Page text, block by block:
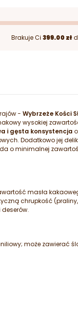
Brakuje Ci 399.00 zł
- Wybrzeże Kości
wysokiej
i gęsta konsystencja
Dodatkowo jej
o minimalnej
masła
chrupkość
może zawierać